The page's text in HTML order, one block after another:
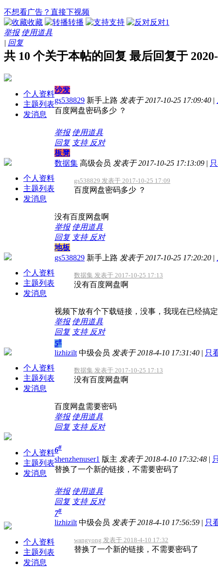
不想看广告？直接下视频
收藏
转播 支持 反对1
举报 使用道具
| 回复
共 10 个关于本帖的回复 最后回复于
个人资料
主题列表
发消息
沙发
gs538829 新手上路 发表于 2017-10-25 17:09:40 |
百度网盘密码多少 ？
举报 使用道具
回复 支持 反对
个人资料
主题列表
发消息
板凳
数据集 高级会员 发表于 2017-10-25 17:13:09 |
gs538829 发表于 2017-10-25 17:09
百度网盘密码多少 ？
没有百度网盘啊
举报 使用道具
回复 支持 反对
个人资料
主题列表
发消息
地板
gs538829 新手上路 发表于 2017-10-25 17:20:20 |
数据集 发表于 2017-10-25 17:13
没有百度网盘啊
视频下放有个下载链接，没事，我现在已经搞
举报 使用道具
回复 支持 反对
个人资料
主题列表
发消息
5#
lizhizilt 中级会员 发表于 2018-4-10 17:31:40 | 只
数据集 发表于 2017-10-25 17:13
没有百度网盘啊
百度网盘需要密码
举报 使用道具
回复 支持 反对
个人资料
主题列表
发消息
6#
shenzhenuser1 版主 发表于 2018-4-10 17:32:48 |
替换了一个新的链接，不需要密码了
举报 使用道具
回复 支持 反对
个人资料
主题列表
发消息
7#
lizhizilt 中级会员 发表于 2018-4-10 17:56:59 | 只
wangyong 发表于 2018-4-10 17:32
替换了一个新的链接，不需要密码了